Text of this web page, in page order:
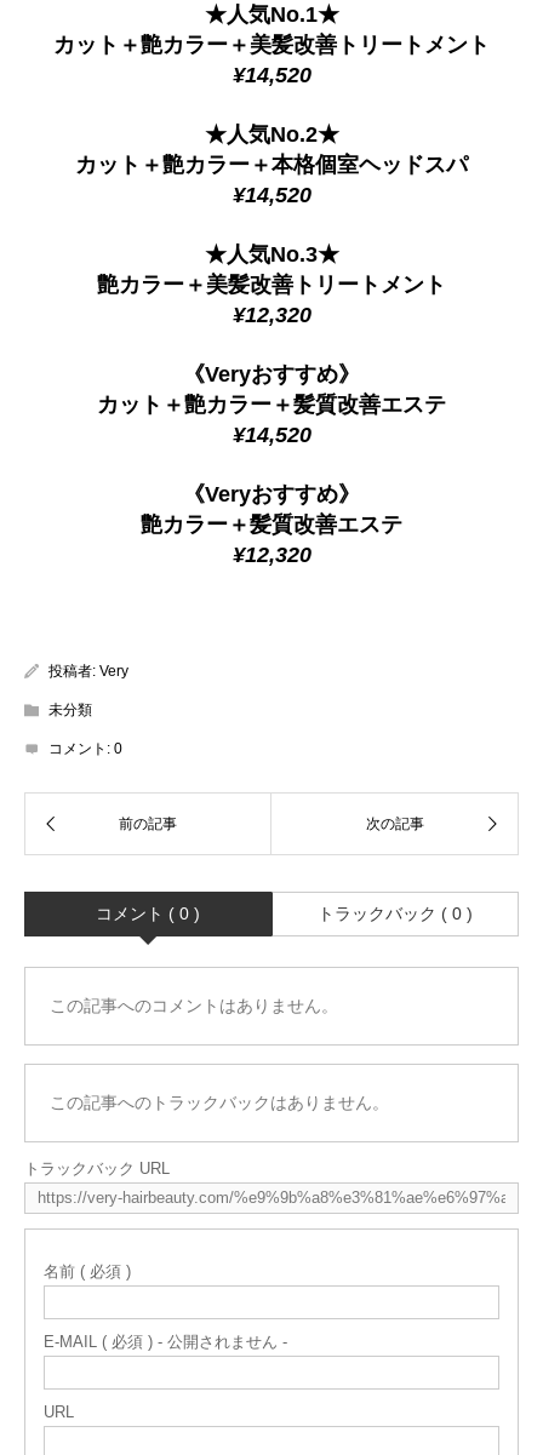
★人気No.1★
カット＋艶カラー＋美髪改善トリートメント
¥14,520
★人気No.2★
カット＋艶カラー＋本格個室ヘッドスパ
¥14,520
★人気No.3★
艶カラー＋美髪改善トリートメント
¥12,320
《Veryおすすめ》
カット＋艶カラー＋髪質改善エステ
¥14,520
《Veryおすすめ》
艶カラー＋髪質改善エステ
¥12,320
投稿者: Very
未分類
コメント: 0
コメント ( 0 ) トラックバック ( 0 )
この記事へのコメントはありません。
この記事へのトラックバックはありません。
トラックバック URL
名前 ( 必須 )
E-MAIL ( 必須 ) - 公開されません -
URL